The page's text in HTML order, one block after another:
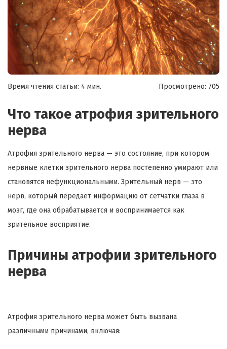
Время чтения статьи: 4 мин. Просмотрено: 705
Что такое атрофия зрительного
нерва
Атрофия зрительного нерва — это состояние, при котором
нервные клетки зрительного нерва постепенно умирают или
становятся нефункциональными. Зрительный нерв — это
нерв, который передает информацию от сетчатки глаза в
мозг, где она обрабатывается и воспринимается как
зрительное восприятие.
Причины атрофии зрительного
нерва
Атрофия зрительного нерва может быть вызвана
различными причинами, включая: